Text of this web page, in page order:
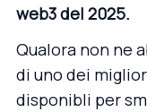
web3 del 2025.
Qualora non ne
di uno dei
disponibli per